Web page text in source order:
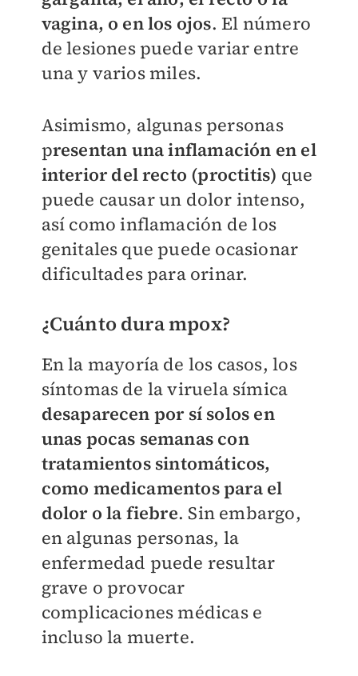
vagina, o en los ojos. El número
de lesiones puede variar entre
una y varios miles.
Asimismo, algunas personas
presentan una inflamación en el
interior del recto (proctitis) que
puede causar un dolor intenso,
así como inflamación de los
genitales que puede ocasionar
dificultades para orinar.
¿Cuánto dura mpox?
En la mayoría de los casos, los
síntomas de la viruela símica
desaparecen por sí solos en
unas pocas semanas con
tratamientos sintomáticos,
como medicamentos para el
dolor o la fiebre. Sin embargo,
en algunas personas, la
enfermedad puede resultar
grave o provocar
complicaciones médicas e
incluso la muerte.